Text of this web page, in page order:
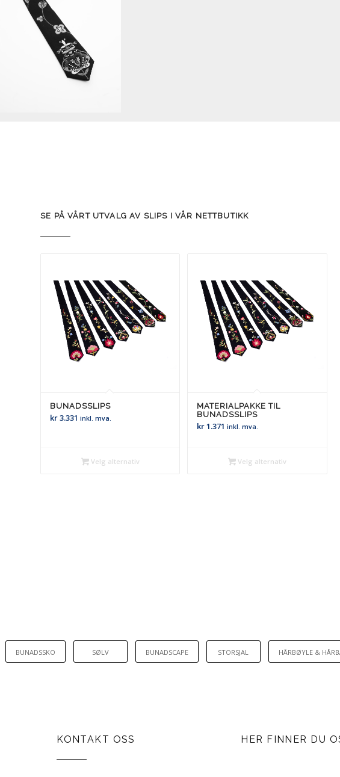
SE PÅ VÅRT UTVALG AV SLIPS I VÅR NETTBUTIKK
BUNADSSLIPS
kr3.331 inkl. mva.
Velg alternativ
MATERIALPAKKE TIL
BUNADSSLIPS
kr1.371 inkl. mva.
Velg alternativ
BUNADSSKO SØLV BUNADSCAPE STORSJAL HÅRBØYLE &
KONTAKT OSS HER FINNER DU